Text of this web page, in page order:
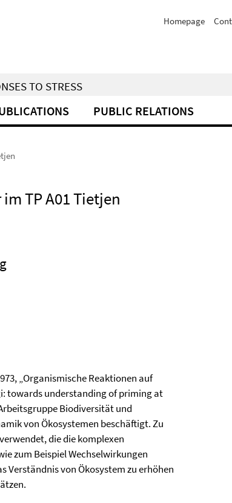
Homepage
TO STRESS
PUBLIC RELATIONS
TP A01 Tietjen
„Organismische Reaktionen auf
towards understanding of priming at
Biodiversität und
von Ökosystemen beschäftigt. Zu
die die komplexen
zum Beispiel Wechselwirkungen
Verständnis von Ökosystem zu erhöhen